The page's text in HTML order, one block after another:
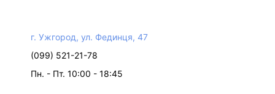
г. Ужгород, ул. Фединця, 47
(099) 521-21-78
Пн. - Пт. 10:00 - 18:45